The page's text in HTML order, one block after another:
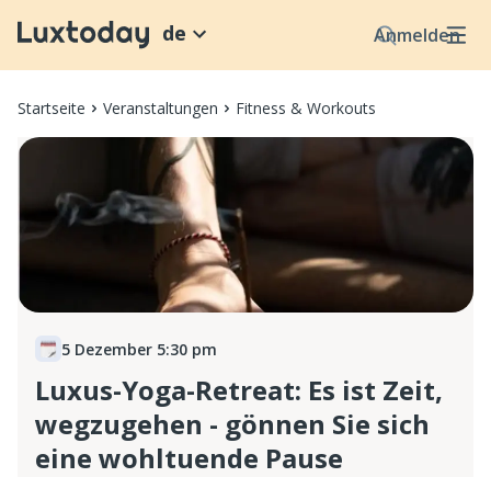
Anmelden
de
Startseite Veranstaltungen Fitness & Workouts
5 Dezember 5:30 pm
Luxus-Yoga-Retreat: Es ist Zeit,
wegzugehen - gönnen Sie sich
eine wohltuende Pause